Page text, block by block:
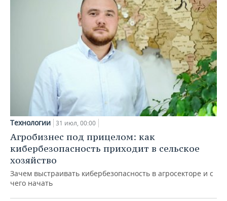
Технологии 31 июл, 00:00
Агробизнес под прицелом: как
кибербезопасность приходит в сельское
хозяйство
Зачем выстраивать кибербезопасность в агросекторе и с
чего начать